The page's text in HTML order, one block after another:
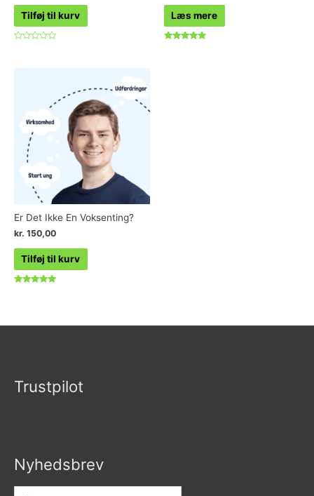
Tilføj til kurv Læs mere
Er Det Ikke En Voksenting?
kr. 150,00
Tilføj til kurv
Trustpilot
Nyhedsbrev